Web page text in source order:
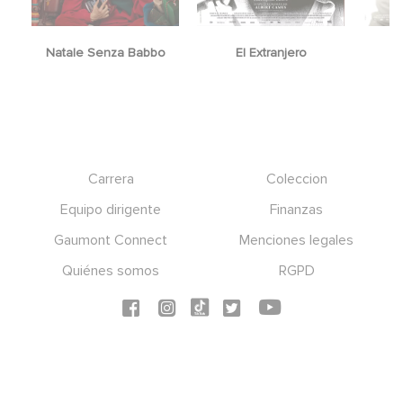
Natale Senza Babbo El Extranjero
Carrera
Coleccion
Equipo dirigente
Finanzas
Gaumont Connect
Menciones legales
Quiénes somos
RGPD
Social icons